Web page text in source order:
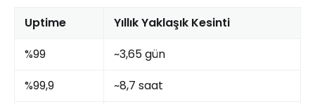
Uptime
Yıllık Yaklaşık Kesinti
%99
~3,65 gün
%99,9
~8,7 saat